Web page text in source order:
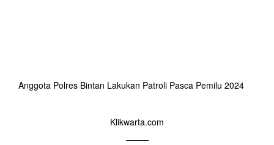
Anggota Polres Bintan Lakukan Patroli Pasca Pemilu 2024
Klikwarta.com